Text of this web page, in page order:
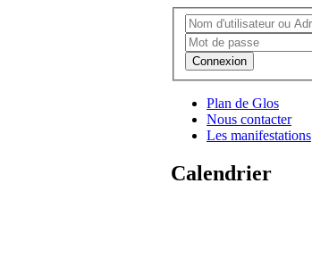
Connexion
Plan de Glos
Nous contacter
Les manifestations
Calendrier